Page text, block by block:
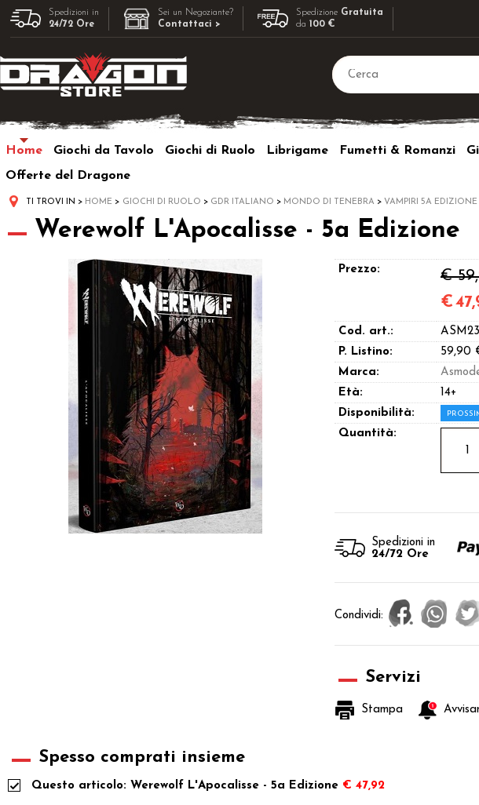
Spedizioni in
24/72 Ore
Sei un Negoziante?
Contattaci >
Spedizione Gratuita
da100 €
Home Giochi da Tavolo Giochi di Ruolo Librigame Fumetti & Romanzi
Offerte del Dragone
TI TROVI IN HOME GIOCHI DI RUOLO GDR ITALIANO MONDO DI TENEBRA VAMPIRI 5A EDIZIONE
Werewolf L'Apocalisse - 5a Edizione
Prezzo: €
€
Cod. art.:
P. Listino:
59,90
Marca:
Età:
14+
Disponibilità:
Quantità:
Spedizioni in
24/72 Ore
Condividi:
Servizi
Stampa
Spesso comprati insieme
Questo articolo: Werewolf L'Apocalisse - 5a Edizione € 47,92